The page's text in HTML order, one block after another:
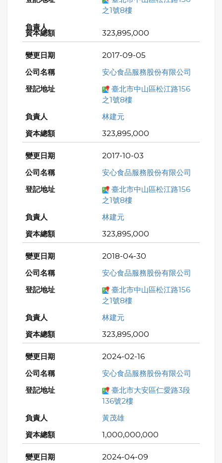
之1號8樓
323,895,000
2017-09-05
安心食品服務股份有限公司
臺北市中山區松江路156
之1號8樓
林建元
323,895,000
2017-10-03
安心食品服務股份有限公司
臺北市中山區松江路156
之1號8樓
林建元
323,895,000
2018-04-30
安心食品服務股份有限公司
臺北市中山區松江路156
之1號8樓
林建元
323,895,000
2024-02-16
安心食品服務股份有限公司
臺北市大安區仁愛路3段
136號2樓
黃茂雄
1,000,000,000
2024-04-09